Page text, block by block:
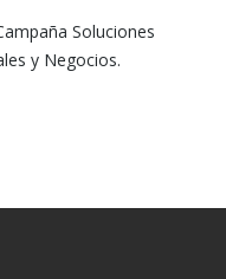
Soluciones
y Negocios.